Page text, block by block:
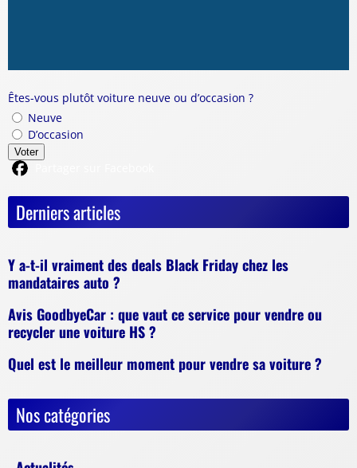
Êtes-vous plutôt voiture neuve ou d’occasion ?
Neuve
D’occasion
Voter
Derniers articles
Y a-t-il vraiment des deals Black Friday chez les
mandataires auto ?
Avis GoodbyeCar : que vaut ce service pour vendre ou
recycler une voiture HS ?
Quel est le meilleur moment pour vendre sa voiture ?
Nos catégories